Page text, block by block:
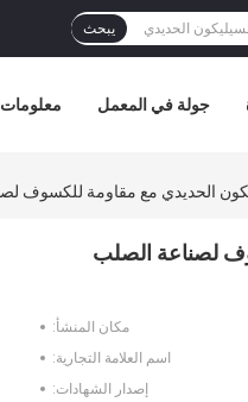
يبحث
معلومات جولة في المعمل
الحديدي مع مقاومة للكسوف
لصناعة الصلب
مكان المنشأ:
اسم العلامة التجارية:
إصدار الشهادات: